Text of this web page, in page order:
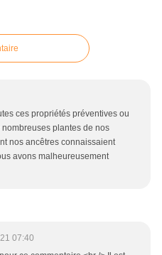
ces propriétés préventives ou
plantes de nos
nos ancêtres connaissaient
avons malheureusement
07:40